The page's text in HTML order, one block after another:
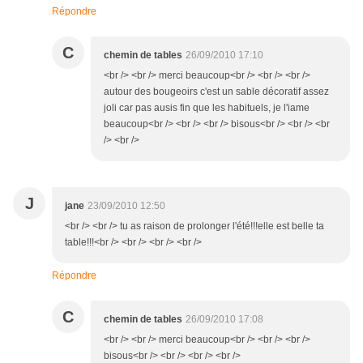
Répondre
C chemin de tables 26/09/2010 17:10
<br /> <br /> merci beaucoup<br /> <br /> <br />
autour des bougeoirs c'est un sable décoratif assez
joli car pas ausis fin que les habituels, je l'iame
beaucoup<br /> <br /> <br /> bisous<br /> <br /> <br
/> <br />
J jane 23/09/2010 12:50
<br /> <br /> tu as raison de prolonger l'été!!!elle est belle ta
table!!!<br /> <br /> <br /> <br />
Répondre
C chemin de tables 26/09/2010 17:08
<br /> <br /> merci beaucoup<br /> <br /> <br />
bisous<br /> <br /> <br /> <br />